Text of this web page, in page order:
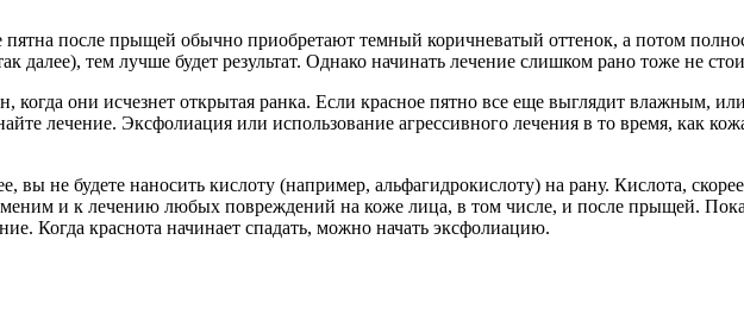
после прыщей обычно приобретают темный коричневатый оттенок, а потом
тем лучше будет результат. Однако начинать лечение слишком рано тоже не
когда они исчезнет открытая ранка. Если красное пятно все еще выглядит влажным,
лечение. Эксфолиация или использование агрессивного лечения в то время, как
вы не будете наносить кислоту (например, альфагидрокислоту) на рану. Кислота,
и к лечению любых повреждений на коже лица, в том числе, и после прыщей.
Когда краснота начинает спадать, можно начать эксфолиацию.